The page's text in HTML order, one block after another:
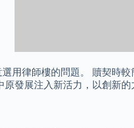
用律師樓的問題。 贖契時
發展注入新活力，以創新的